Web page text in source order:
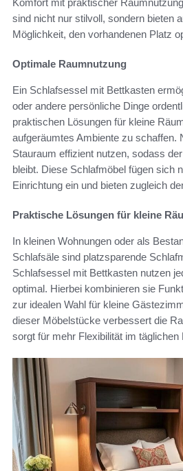
Komfort mit praktischer
sind nicht nur stilvoll, sondern bieten
Möglichkeit, den vorhandenen Platz
Optimale Raumnutzung
Ein Schlafsessel mit Bettkasten
oder andere persönliche Dinge
praktischen Lösungen für kleine
aufgeräumtes Ambiente zu schaffen.
Stauraum effizient nutzen, sodass
bleibt. Diese Schlafmöbel fügen sich
Einrichtung ein und bieten zugleich
Praktische Lösungen für kleine
In kleinen Wohnungen oder als
Schlafsäle sind platzsparende
Schlafsessel mit Bettkasten nutzen
optimal. Hierbei kombinieren sie
zur idealen Wahl für kleine
dieser Möbelstücke verbessert die
sorgt für mehr Flexibilität im täglichen